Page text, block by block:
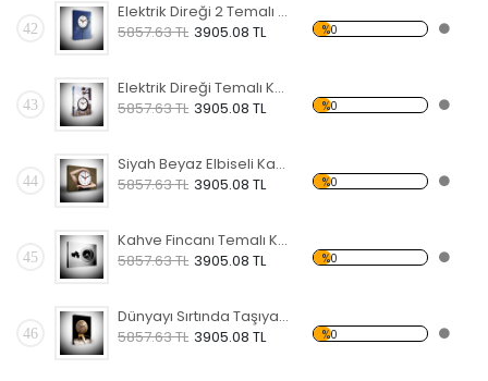
42
Elektrik Direği 2 Temalı Kanvas Saat
5857.63 TL 3905.08 TL %0
43
Elektrik Direği Temalı Kanvas Saat
5857.63 TL 3905.08 TL %0
44
Siyah Beyaz Elbiseli Kadın Temalı Kanvas Saat
5857.63 TL 3905.08 TL %0
45
Kahve Fincanı Temalı Kanvas Saat
5857.63 TL 3905.08 TL %0
46
Dünyayı Sırtında Taşıyan Atlas Temalı Kanvas Saat
5857.63 TL 3905.08 TL %0